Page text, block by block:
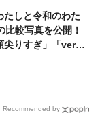
たしと令和のわた
比較写真を公開！
尖りすぎ」「ver.
Recommended by